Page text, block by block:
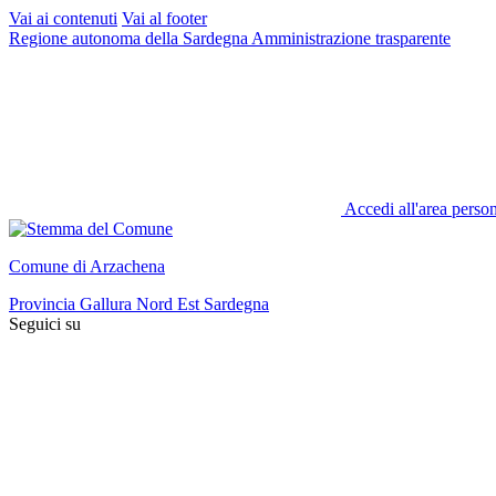
Vai ai contenuti Vai al footer
Regione autonoma della Sardegna Amministrazione trasparente
Accedi all'area
Comune di Arzachena
Provincia Gallura Nord Est Sardegna
Seguici su